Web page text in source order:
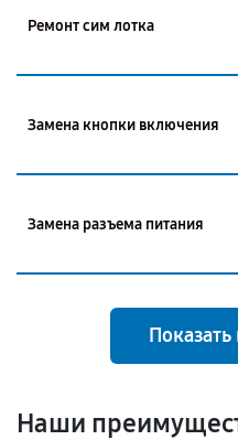
Ремонт сим лотка
Замена кнопки включения
Замена разъема питания
Наши